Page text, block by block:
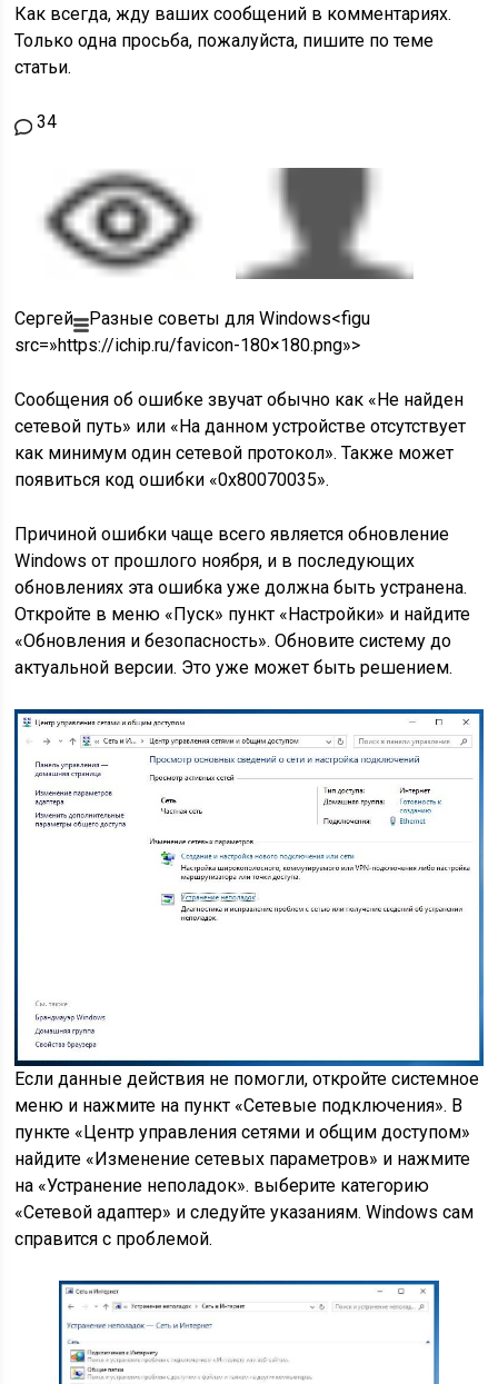
Как всегда, жду ваших сообщений в комментариях.
Только одна просьба, пожалуйста, пишите по теме
статьи.
34
Сергей
Разные советы для Windows<figu
src=»https://ichip.ru/favicon-180×180.png»>
Сообщения об ошибке звучат обычно как «Не найден
сетевой путь» или «На данном устройстве отсутствует
как минимум один сетевой протокол». Также может
появиться код ошибки «0х80070035».
Причиной ошибки чаще всего является обновление
Windows от прошлого ноября, и в последующих
обновлениях эта ошибка уже должна быть устранена.
Откройте в меню «Пуск» пункт «Настройки» и найдите
«Обновления и безопасность». Обновите систему до
актуальной версии. Это уже может быть решением.
Если данные действия не помогли, откройте системное
меню и нажмите на пункт «Сетевые подключения». В
пункте «Центр управления сетями и общим доступом»
найдите «Изменение сетевых параметров» и нажмите
на «Устранение неполадок». выберите категорию
«Сетевой адаптер» и следуйте указаниям. Windows сам
справится с проблемой.